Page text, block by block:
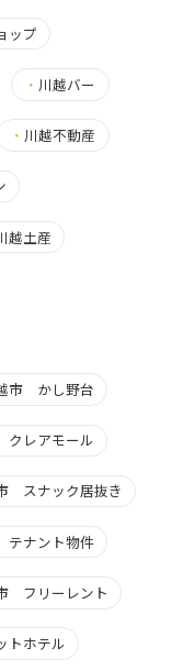
ップ
・ 川越バー
・ 川越不動産
越土産
市 かし野台
レアモール
スナック居抜き
ナント物件
フリーレント
ホテル